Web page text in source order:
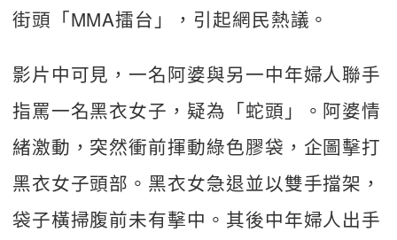
街頭「MMA擂台」，引起網民熱議。
影片中可見，一名阿婆與另一中年婦人聯手
指罵一名黑衣女子，疑為「蛇頭」。阿婆情
緒激動，突然衝前揮動綠色膠袋，企圖擊打
黑衣女子頭部。黑衣女急退並以雙手擋架，
袋子橫掃腹前未有擊中。其後中年婦人出手